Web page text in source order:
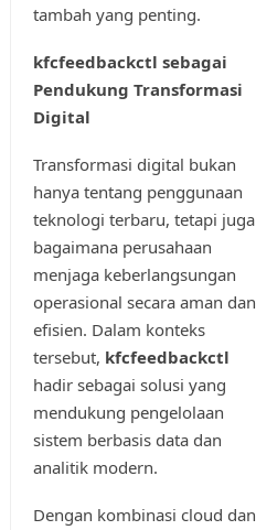
tambah yang penting.
kfcfeedbackctl sebagai
Pendukung Transformasi
Digital
Transformasi digital bukan
hanya tentang penggunaan
teknologi terbaru, tetapi juga
bagaimana perusahaan
menjaga keberlangsungan
operasional secara aman dan
efisien. Dalam konteks
tersebut, kfcfeedbackctl
hadir sebagai solusi yang
mendukung pengelolaan
sistem berbasis data dan
analitik modern.
Dengan kombinasi cloud dan